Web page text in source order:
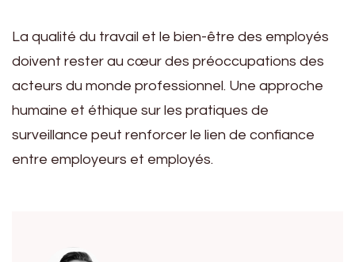
La qualité du travail et le bien-être des employés
doivent rester au cœur des préoccupations des
acteurs du monde professionnel. Une approche
humaine et éthique sur les pratiques de
surveillance peut renforcer le lien de confiance
entre employeurs et employés.